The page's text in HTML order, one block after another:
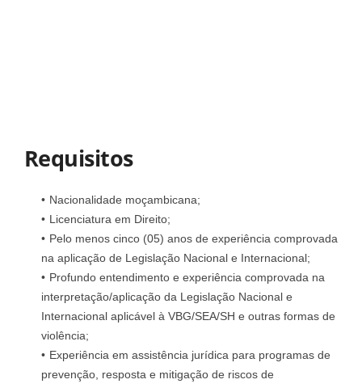
Requisitos
Nacionalidade moçambicana;
Licenciatura em Direito;
Pelo menos cinco (05) anos de experiência comprovada
na aplicação de Legislação Nacional e Internacional;
Profundo entendimento e experiência comprovada na
interpretação/aplicação da Legislação Nacional e
Internacional aplicável à VBG/SEA/SH e outras formas de
violência;
Experiência em assistência jurídica para programas de
prevenção, resposta e mitigação de riscos de